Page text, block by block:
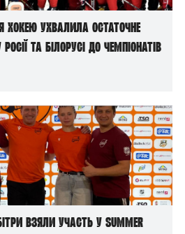
хокею ухвалила остаточне
та білорусі до чемпіонатів
взяли участь у Summer